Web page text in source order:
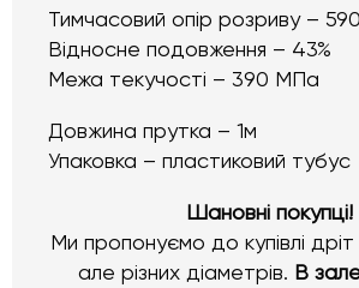
Тимчасовий опір розриву –
Відносне подовження – 43%
Межа текучості – 390 МПа
Довжина прутка – 1м
Упаковка – пластиковий тубус
Шановні покупці!
Ми пропонуємо до купівлі
але різних діаметрів. В